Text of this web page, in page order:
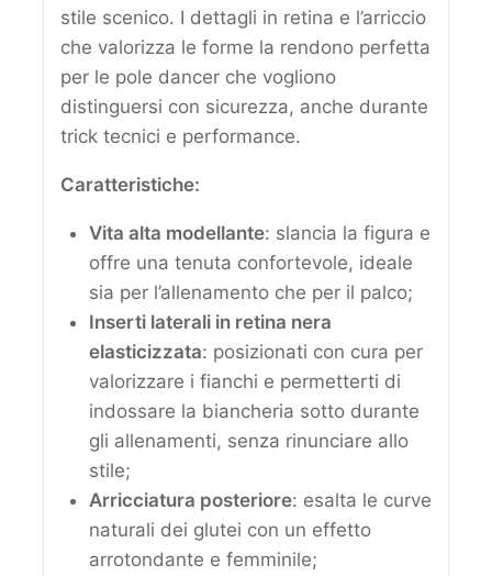
stile scenico. I dettagli in retina e l’arriccio
che valorizza le forme la rendono perfetta
per le pole dancer che vogliono
distinguersi con sicurezza, anche durante
trick tecnici e performance.
Caratteristiche:
Vita alta modellante: slancia la figura e
offre una tenuta confortevole, ideale
sia per l’allenamento che per il palco;
Inserti laterali in retina nera
elasticizzata: posizionati con cura per
valorizzare i fianchi e permetterti di
indossare la biancheria sotto durante
gli allenamenti, senza rinunciare allo
stile;
Arricciatura posteriore: esalta le curve
naturali dei glutei con un effetto
arrotondante e femminile;